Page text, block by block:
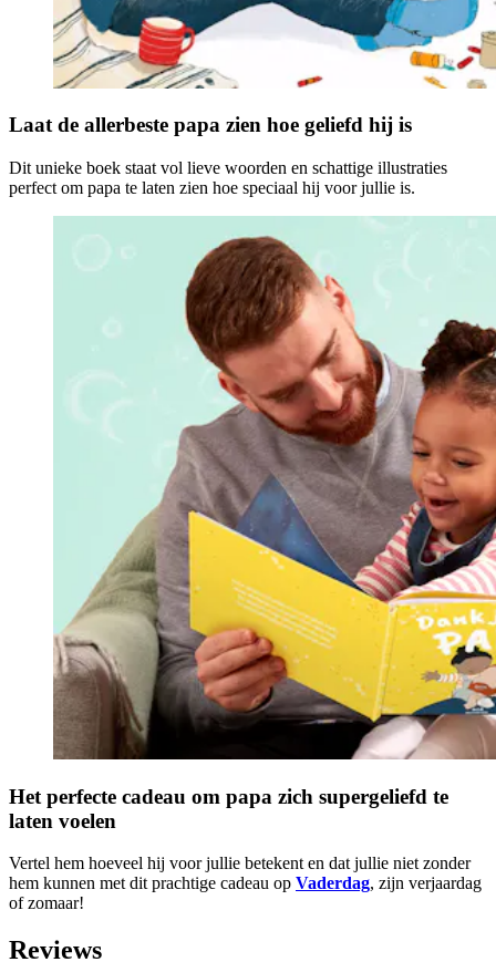
Laat de allerbeste papa zien hoe geliefd hij is
Dit unieke boek staat vol lieve woorden en schattige illustraties
perfect om papa te laten zien hoe speciaal hij voor jullie is.
Het perfecte cadeau om papa zich supergeliefd te
laten voelen
Vertel hem hoeveel hij voor jullie betekent en dat jullie niet zonder
hem kunnen met dit prachtige cadeau op Vaderdag, zijn verjaardag
of zomaar!
Reviews